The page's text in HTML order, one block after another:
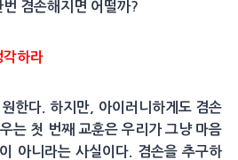
겸손해지면 어떨까?
각하라
한다. 하지만, 아이러니하게도 겸손
는 첫 번째 교훈은 우리가 그냥 마음
아니라는 사실이다. 겸손을 추구하